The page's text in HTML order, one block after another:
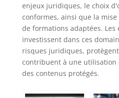
enjeux juridiques, le choix
conformes, ainsi que la
de formations adaptées.
investissent dans ces
risques juridiques,
contribuent à une utilisation
des contenus protégés.